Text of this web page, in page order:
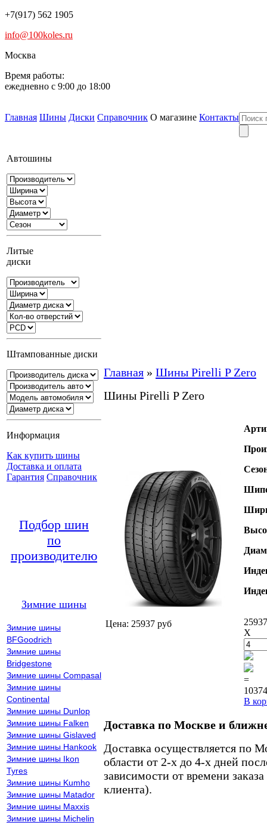
+7(917) 562 1905
info@100koles.ru
Москва
Время работы:
ежедневно с 9:00 до 18:00
Главная Шины Диски Справочник О магазине Контакты
Автошины
Литые
диски
Штампованные диски
Информация
Как купить шины
Доставка и оплата
Гарантия Справочник
Подбор шин
по
производителю
Зимние шины
Зимние шины
BFGoodrich
Зимние шины
Bridgestone
Зимние шины Compasal
Зимние шины
Continental
Зимние шины Dunlop
Зимние шины Falken
Зимние шины Gislaved
Зимние шины Hankook
Зимние шины Ikon
Tyres
Зимние шины Kumho
Зимние шины Matador
Зимние шины Maxxis
Зимние шины Michelin
Главная » Шины Pirelli P Zero
Шины Pirelli P Zero
Цена: 25937 руб
X
=
В
Доставка по Москве и
Доставка осуществляется по
области от 2-х до 4-х дней
зависимости от времени
клиента).